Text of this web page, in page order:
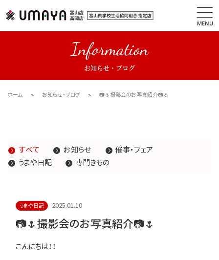
MENU
Information
お知らせ・ブログ
ホーム お知らせ・ブログ 📷🌷撮影会のお写真紹介📷🌷
すべて お知らせ
催事・フェア
うまや日記
専門きもの
うまや日記 2025.01.10
📷🌷撮影会のお写真紹介📷🌷
こんにちは！！